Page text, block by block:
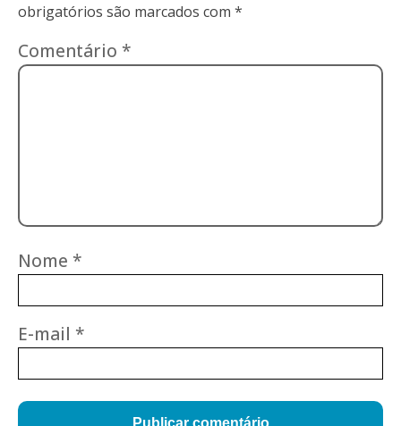
obrigatórios são marcados com *
Comentário *
Nome *
E-mail *